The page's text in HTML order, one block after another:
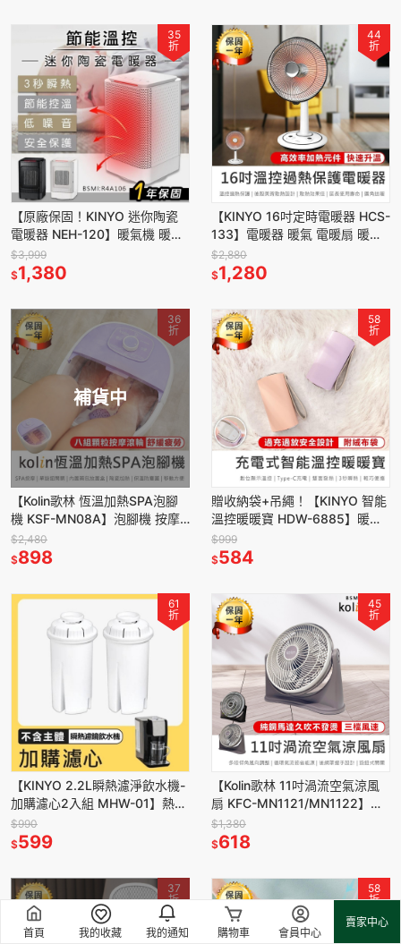
首頁 我的收藏 我的通知 購物車 會員中心
賣家中心
35
折
【原廠保固！KINYO 迷你陶瓷
電暖器 NEH-120】暖氣機 暖風
機 電暖氣 取暖器 電暖爐 暖風扇
$3,999
$1,380
44
折
【KINYO 16吋定時電暖器 HCS-
133】電暖器 暖氣 電暖扇 暖風
扇 自動擺頭 電暖氣 兩段溫控 暖
風
$2,880
$1,280
補貨中
36
折
【Kolin歌林 恆溫加熱SPA泡腳
機 KSF-MN08A】泡腳機 按摩
泡腳機 足浴機 SPA泡腳機 泡腳
盆 泡腳桶
$2,480
$898
58
折
贈收納袋+吊繩！【KINYO 智能
溫控暖暖寶 HDW-6885】暖暖
包 暖暖蛋 暖手寶 電暖蛋 充電式
暖暖包
$999
$584
61
折
【KINYO 2.2L瞬熱濾淨飲水機-
加購濾心2入組 MHW-01】熱水
機 飲水機 濾水壺 瞬熱飲水機 淨
水器
$990
$599
45
折
【Kolin歌林 11吋渦流空氣涼風
扇 KFC-MN1121/MN1122】電
風扇 空調扇 循環扇 涼風扇 電扇
風扇
$1,380
$618
37
折
58
折